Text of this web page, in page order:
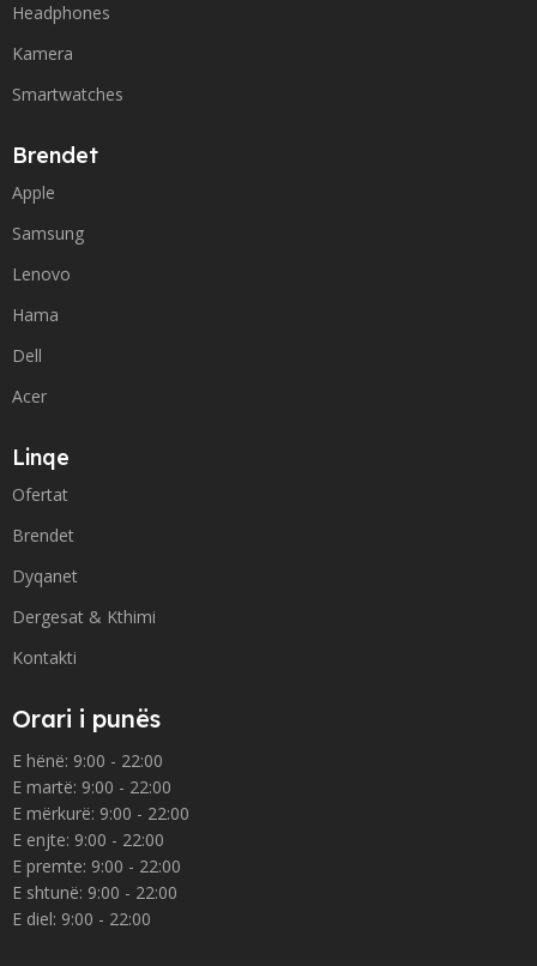
Headphones
Kamera
Smartwatches
Brendet
Apple
Samsung
Lenovo
Hama
Dell
Acer
Linqe
Ofertat
Brendet
Dyqanet
Dergesat & Kthimi
Kontakti
Orari i punës
E hënë: 9:00 - 22:00
E martë: 9:00 - 22:00
E mërkurë: 9:00 - 22:00
E enjte: 9:00 - 22:00
E premte: 9:00 - 22:00
E shtunë: 9:00 - 22:00
E diel: 9:00 - 22:00